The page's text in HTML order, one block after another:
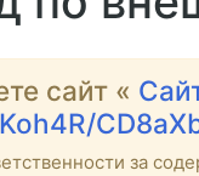
сайт «
за